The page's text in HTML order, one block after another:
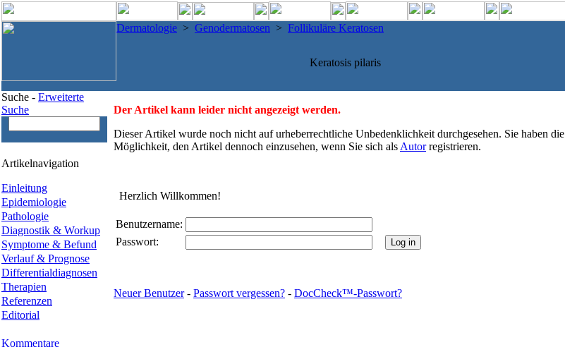
Dermatologie > Genodermatosen > Follikuläre Keratosen
Keratosis pilaris
Suche - Erweiterte
Suche
Artikelnavigation
Einleitung
Epidemiologie
Pathologie
Diagnostik & Workup
Symptome & Befund
Verlauf & Prognose
Differentialdiagnosen
Therapien
Referenzen
Editorial
Kommentare
Der Artikel kann leider nicht angezeigt werden.
Dieser Artikel wurde noch nicht auf urheberrechtliche Unbedenklichkeit durchgesehen. Sie haben die
Möglichkeit, den Artikel dennoch einzusehen, wenn Sie sich als Autorregistrieren.
Herzlich Willkommen!
Benutzername:
Passwort:
Neuer Benutzer- Passwort vergessen? - DocCheck™-Passwort?